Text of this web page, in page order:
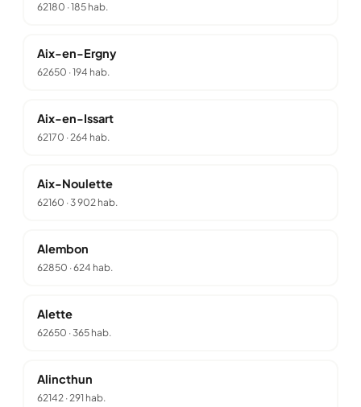
62180 ·185 hab.
Aix-en-Ergny
62650 ·194 hab.
Aix-en-Issart
62170 ·264 hab.
Aix-Noulette
62160 ·3 902 hab.
Alembon
62850 ·624 hab.
Alette
62650 ·365 hab.
Alincthun
62142·291 hab.